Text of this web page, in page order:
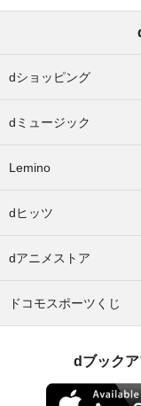
dショッピング
dミュージック
Lemino
dヒッツ
dアニメストア
ドコモスポーツくじ
dブック